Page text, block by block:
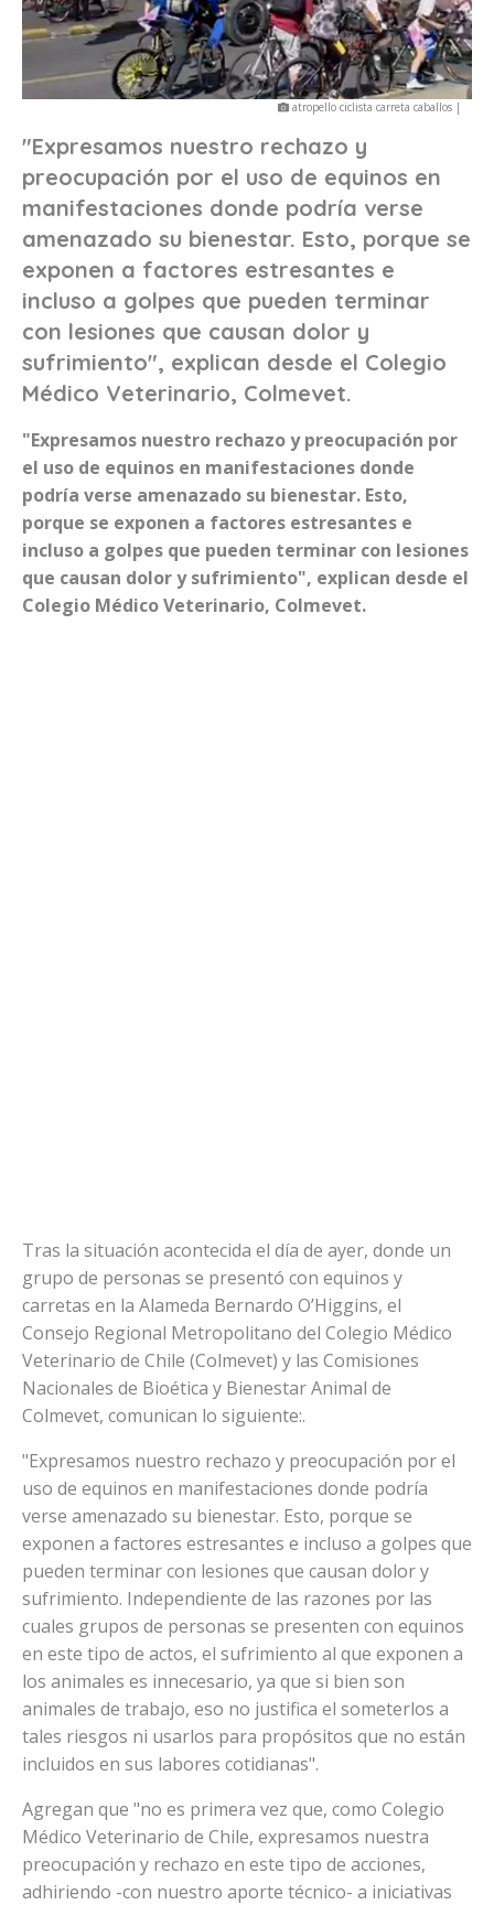
atropello ciclista carreta caballos |
"Expresamos nuestro rechazo y
preocupación por el uso de equinos en
manifestaciones donde podría verse
amenazado su bienestar. Esto, porque se
exponen a factores estresantes e
incluso a golpes que pueden terminar
con lesiones que causan dolor y
sufrimiento", explican desde el Colegio
Médico Veterinario, Colmevet.
"Expresamos nuestro rechazo y preocupación por
el uso de equinos en manifestaciones donde
podría verse amenazado su bienestar. Esto,
porque se exponen a factores estresantes e
incluso a golpes que pueden terminar con lesiones
que causan dolor y sufrimiento", explican desde el
Colegio Médico Veterinario, Colmevet.
Tras la situación acontecida el día de ayer, donde un
grupo de personas se presentó con equinos y
carretas en la Alameda Bernardo O’Higgins, el
Consejo Regional Metropolitano del Colegio Médico
Veterinario de Chile (Colmevet) y las Comisiones
Nacionales de Bioética y Bienestar Animal de
Colmevet, comunican lo siguiente:.
"Expresamos nuestro rechazo y preocupación por el
uso de equinos en manifestaciones donde podría
verse amenazado su bienestar. Esto, porque se
exponen a factores estresantes e incluso a golpes que
pueden terminar con lesiones que causan dolor y
sufrimiento. Independiente de las razones por las
cuales grupos de personas se presenten con equinos
en este tipo de actos, el sufrimiento al que exponen a
los animales es innecesario, ya que si bien son
animales de trabajo, eso no justifica el someterlos a
tales riesgos ni usarlos para propósitos que no están
incluidos en sus labores cotidianas".
Agregan que "no es primera vez que, como Colegio
Médico Veterinario de Chile, expresamos nuestra
preocupación y rechazo en este tipo de acciones,
adhiriendo -con nuestro aporte técnico- a iniciativas